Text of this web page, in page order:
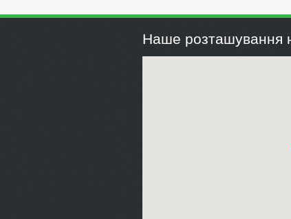
Наше розташування